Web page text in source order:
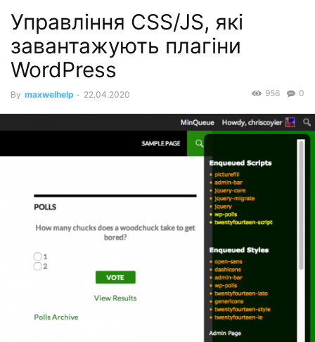
Управління CSS/JS, які
завантажують плагіни
WordPress
By maxwelhelp - 22.04.2020 0
956